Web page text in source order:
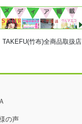
TAKEFU(竹布)全商品取扱店
の声